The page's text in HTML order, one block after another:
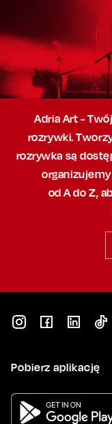
Adria Art -
rozrywki.
rozrywka są
organizujemy
od A do Z,
Pobierz aplikację